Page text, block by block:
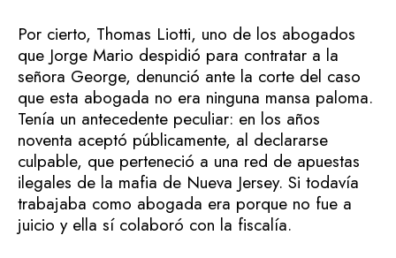
Por cierto, Thomas Liotti, uno de los abogados
que Jorge Mario despidió para contratar a la
señora George, denunció ante la corte del caso
que esta abogada no era ninguna mansa paloma.
Tenía un antecedente peculiar: en los años
noventa aceptó públicamente, al declararse
culpable, que perteneció a una red de apuestas
ilegales de la mafia de Nueva Jersey. Si todavía
trabajaba como abogada era porque no fue a
juicio y ella sí colaboró con la fiscalía.